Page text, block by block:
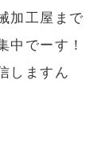
加工屋まで
中でーす！
しますん